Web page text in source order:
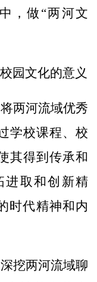
，做“两河文
园文化的意义
两河流域优秀
学校课程、校
其得到传承和
进取和创新精
时代精神和内
挖两河流域聊